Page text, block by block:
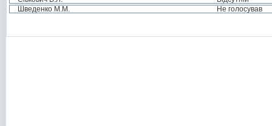
Шведенко М.М.
Не голосував